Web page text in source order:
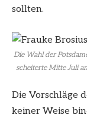
sollten.
Die Wahl der
scheiterte Mitte Juli
Die Vorschläge
keiner Weise